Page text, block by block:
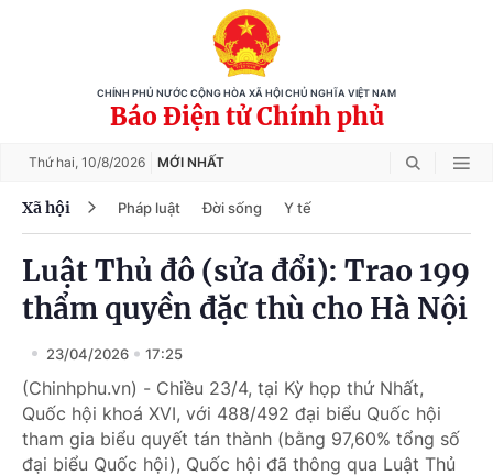
CHÍNH PHỦ NƯỚC CỘNG HÒA XÃ HỘI CHỦ NGHĨA VIỆT NAM
Báo Điện tử Chính phủ
Thứ hai, 10/8/2026 MỚI NHẤT
Xã hội Pháp luật Đời sống Y tế
Luật Thủ đô (sửa đổi): Trao 199
thẩm quyền đặc thù cho Hà Nội
23/04/2026 17:25
(Chinhphu.vn) - Chiều 23/4, tại Kỳ họp thứ Nhất,
Quốc hội khoá XVI, với 488/492 đại biểu Quốc hội
tham gia biểu quyết tán thành (bằng 97,60% tổng số
đại biểu Quốc hội), Quốc hội đã thông qua Luật Thủ